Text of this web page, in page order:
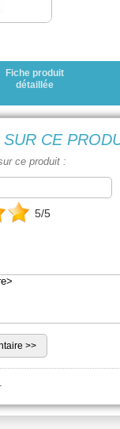
Fiche produit
détaillée
CE
ce produit :
5/5